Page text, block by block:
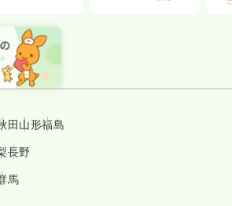
田山形福島
長野
馬